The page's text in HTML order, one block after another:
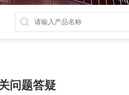
问题答疑